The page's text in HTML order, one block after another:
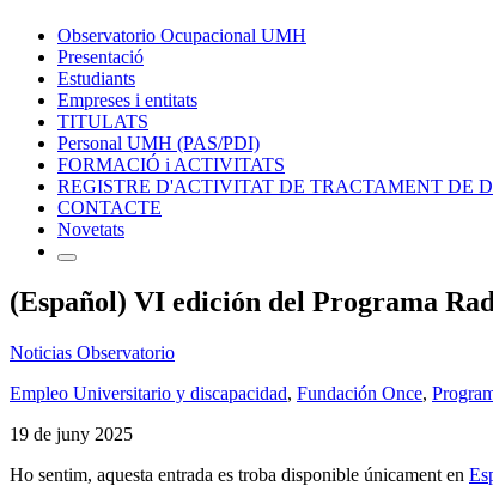
Observatorio Ocupacional UMH
Presentació
Estudiants
Empreses i entitats
TITULATS
Personal UMH (PAS/PDI)
FORMACIÓ i ACTIVITATS
REGISTRE D'ACTIVITAT DE TRACTAMENT DE
CONTACTE
Novetats
(Español) VI edición del Programa
Noticias Observatorio
Empleo Universitario y discapacidad, Fundación Once,
19 de juny 2025
Ho sentim, aquesta entrada es troba disponible únicament en